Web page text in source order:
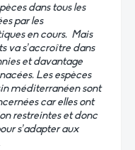
dans tous les
par les
en cours. Mais
va s’accroître dans
et davantage
Les espèces
méditerranéen sont
car elles ont
restreintes et donc
s’adapter aux